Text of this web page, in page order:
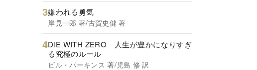
嫌われる勇気
岸見一郎 著/古賀史健 著
DIE WITH ZERO 人生が豊かになりすぎ
る究極のルール
ビル・パーキンス 著/児島 修 訳